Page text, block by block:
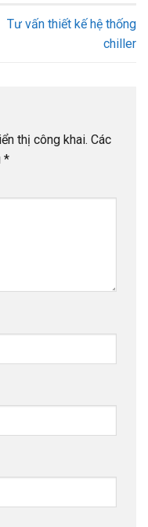
Tư vấn thiết kế hệ thống
chiller
thị công khai. Các
*